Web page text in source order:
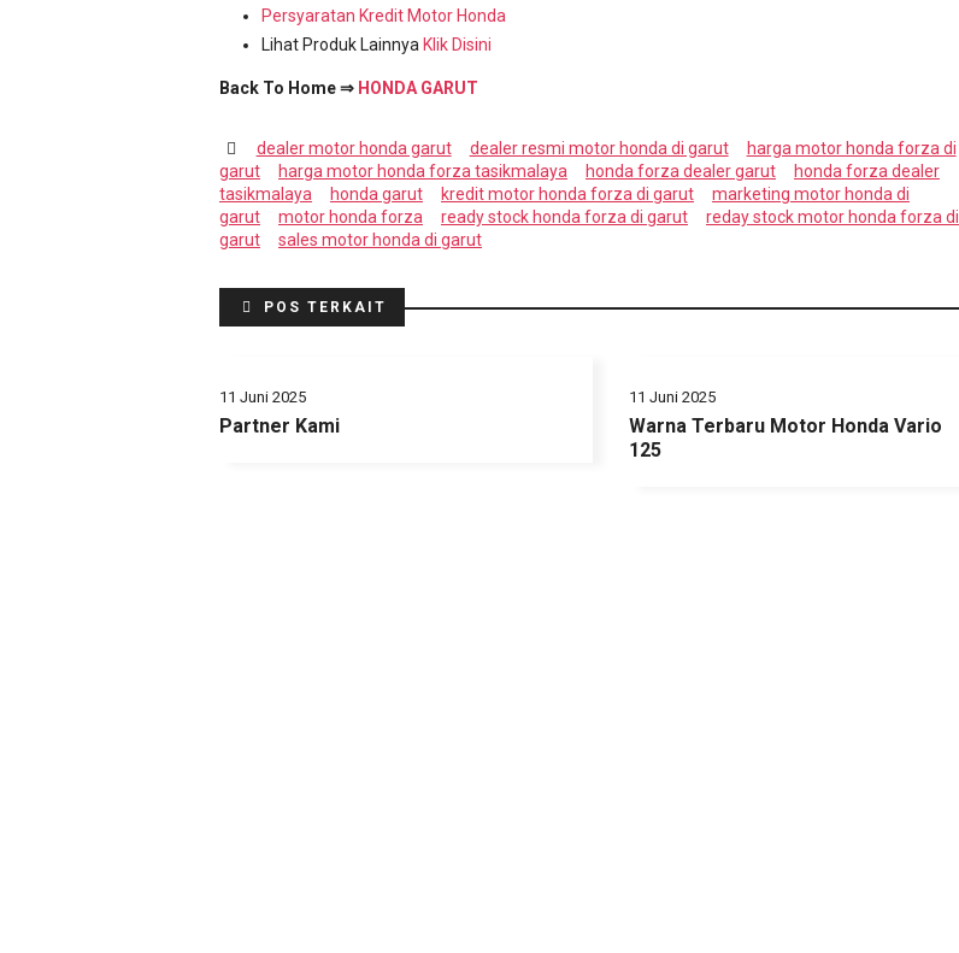
Persyaratan Kredit Motor Honda
Lihat Produk Lainnya Klik Disini
Back To Home ⇒ HONDA GARUT
dealer motor honda garut dealer resmi motor honda di garut
harga motor honda forza di
garut
harga motor honda forza tasikmalaya honda forza dealer garut
honda forza dealer
tasikmalaya
honda garut kredit motor honda forza di garut
marketing motor honda di
garut
motor honda forza ready stock honda forza di garut
reday stock motor honda forza di
garut
sales motor honda di garut
POS TERKAIT
11 Juni 2025
Partner Kami
11 Juni 2025
Warna Terbaru Motor Honda Vario
125